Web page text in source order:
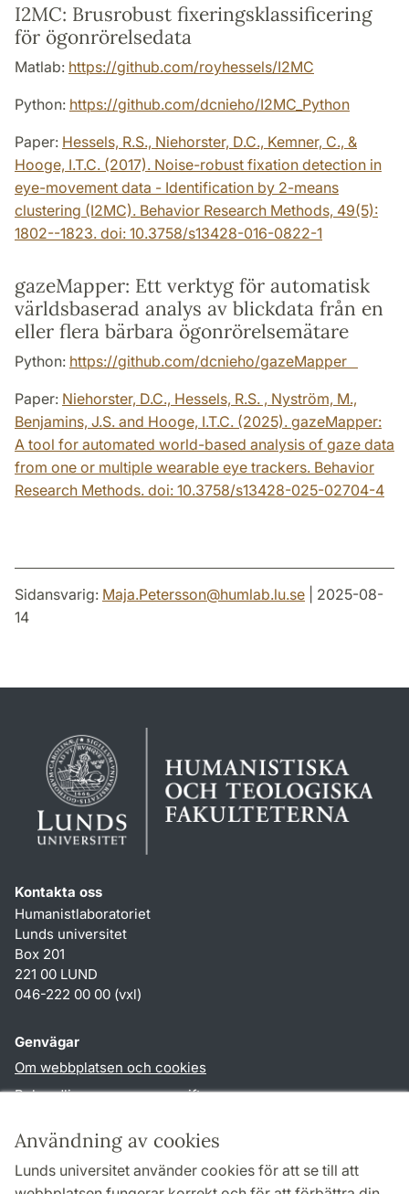
Användning av cookies
Lunds universitet använder cookies för att se till att
I2MC: Brusrobust fixeringsklassificering
för ögonrörelsedata
Matlab: https://github.com/royhessels/I2MC
Python: https://github.com/dcnieho/I2MC_Python
Paper: Hessels, R.S., Niehorster, D.C., Kemner, C., &
Hooge, I.T.C. (2017). Noise-robust fixation detection in
eye-movement data - Identification by 2-means
clustering (I2MC). Behavior Research Methods, 49(5):
1802--1823. doi: 10.3758/s13428-016-0822-1
gazeMapper: Ett verktyg för automatisk
världsbaserad analys av blickdata från en
eller flera bärbara ögonrörelsemätare
Python: https://github.com/dcnieho/gazeMapper
Paper: Niehorster, D.C., Hessels, R.S. , Nyström, M.,
Benjamins, J.S. and Hooge, I.T.C. (2025). gazeMapper:
A tool for automated world-based analysis of gaze data
from one or multiple wearable eye trackers. Behavior
Research Methods. doi: 10.3758/s13428-025-02704-4
Sidansvarig: Maja.Petersson@humlab.lu.se | 2025-08-
14
Kontakta oss
Humanistlaboratoriet
Lunds universitet
Box 201
221 00 LUND
046-222 00 00 (vxl)
Genvägar
Om webbplatsen och cookies
Behandling av personuppgifter
TYPO3-login